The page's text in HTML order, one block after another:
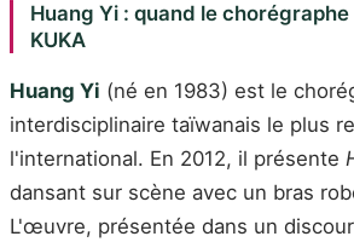
Huang Yi : quand le
KUKA
Huang Yi (né en 1983) est le
interdisciplinaire taïwanais le plus
l'international. En 2012, il présente
dansant sur scène avec un bras
L'œuvre, présentée dans un